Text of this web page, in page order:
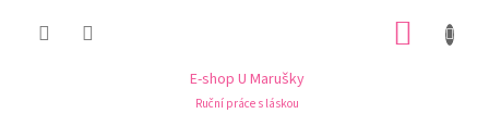
E-shop U Marušky
Ruční práce s láskou